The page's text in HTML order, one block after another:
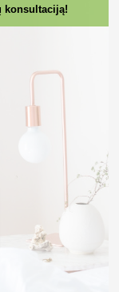
konsultaciją!